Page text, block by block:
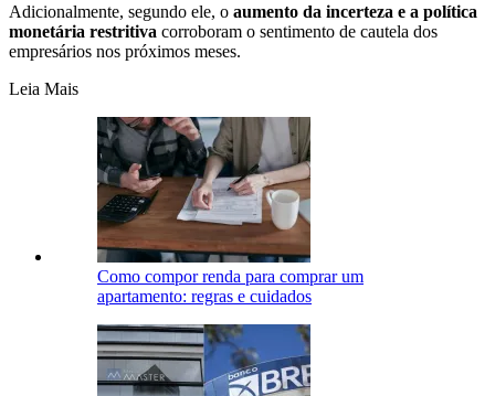
Adicionalmente, segundo ele, o aumento da incerteza e a política
monetária restritiva corroboram o sentimento de cautela dos
empresários nos próximos meses.
Leia Mais
Como compor renda para comprar um
apartamento: regras e cuidados